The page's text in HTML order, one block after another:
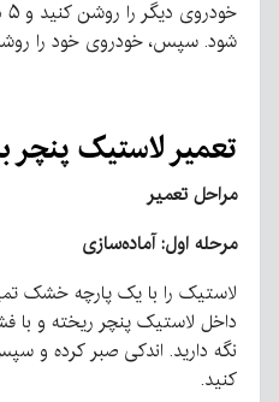
شود. سپس، خودروی خود را روشن
تعمیر لاستیک
مراحل تعمیر
مرحله اول: آماده‌سازی
لاستیک را با یک پارچه خشک
داخل لاستیک پنچر ریخته و با
نگه دارید. اندکی صبر کرده و
کنید.